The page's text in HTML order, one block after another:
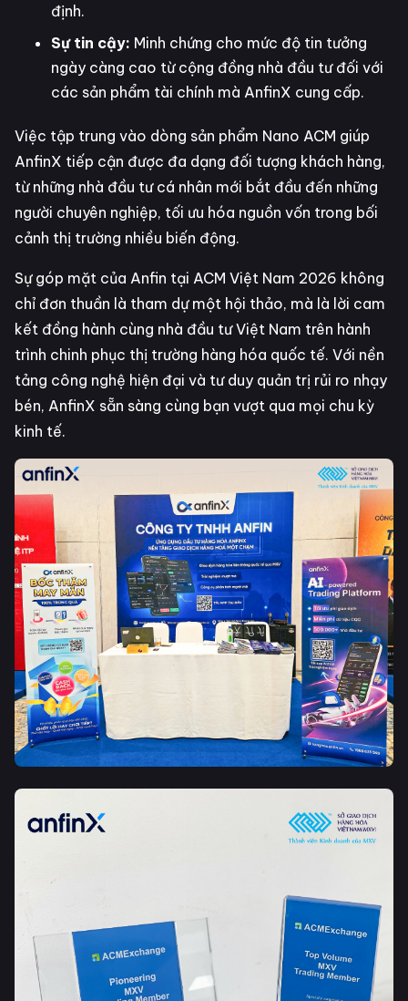
định.
Sự tin cậy: Minh chứng cho mức độ tin tưởng
ngày càng cao từ cộng đồng nhà đầu tư đối với
các sản phẩm tài chính mà AnfinX cung cấp.
Việc tập trung vào dòng sản phẩm Nano ACM giúp
AnfinX tiếp cận được đa dạng đối tượng khách hàng,
từ những nhà đầu tư cá nhân mới bắt đầu đến những
người chuyên nghiệp, tối ưu hóa nguồn vốn trong bối
cảnh thị trường nhiều biến động.
Sự góp mặt của Anfin tại ACM Việt Nam 2026 không
chỉ đơn thuần là tham dự một hội thảo, mà là lời cam
kết đồng hành cùng nhà đầu tư Việt Nam trên hành
trình chinh phục thị trường hàng hóa quốc tế. Với nền
tảng công nghệ hiện đại và tư duy quản trị rủi ro nhạy
bén, AnfinX sẵn sàng cùng bạn vượt qua mọi chu kỳ
kinh tế.